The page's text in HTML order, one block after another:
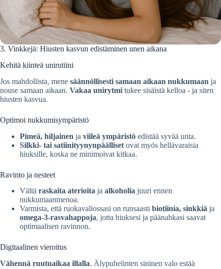
3. Vinkkejä: Hiusten kasvun edistäminen unen aikana
Kehitä kiinteä unirutiini
Jos mahdollista, mene säännöllisesti samaan aikaan nukkumaan ja
nouse samaan aikaan. Vakaa unirytmi tukee sisäistä kelloa - ja siten
hiusten kasvua.
Optimoi nukkumisympäristö
Pimeä, hiljainen ja viileä ympäristö edistää syvää unta.
Silkki- tai satiinityynynpäälliset ovat myös hellävaraisia
hiuksille, koska ne minimoivat kitkaa.
Ravinto ja nesteet
Vältä raskaita aterioita ja alkoholia juuri ennen
nukkumaanmenoa.
Varmista, että ruokavaliossasi on runsaasti biotiinia, sinkkiä ja
omega-3-rasvahappoja, jotta hiuksesi ja päänahkasi saavat
optimaalisen ravinnon.
Digitaalinen vieroitus
Vähennä ruutuaikaa illalla. Älypuhelinten sininen valo estää